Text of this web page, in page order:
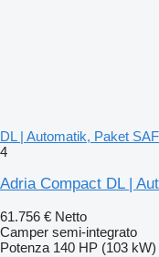
DL | Automatik, Paket
4
Adria Compact DL |
61.756 € Netto
Camper semi-integrato
Potenza 140 HP (103 kW)